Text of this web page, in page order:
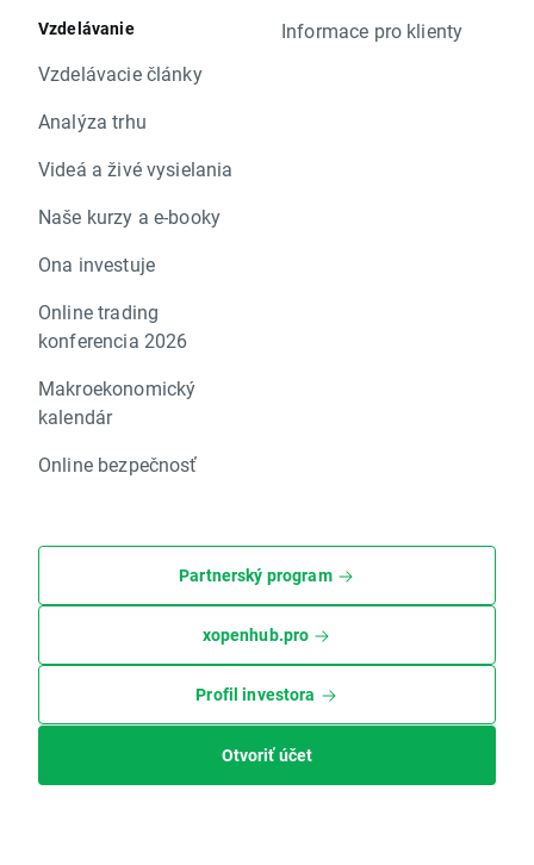
Vzdelávanie
Vzdelávacie články
Analýza trhu
Videá a živé vysielania
Naše kurzy a e-booky
Ona investuje
Online trading
konferencia 2026
Makroekonomický
kalendár
Online bezpečnosť
Informace pro klienty
Partnerský program
xopenhub.pro
Profil investora
Otvoriť účet